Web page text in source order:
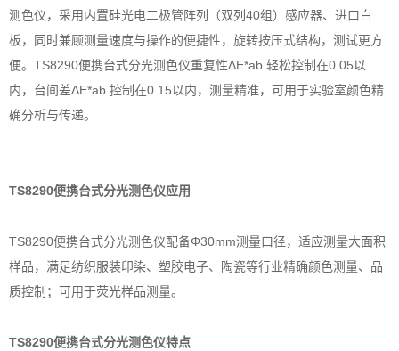
测色仪，采用内置硅光电二极管阵列（双列40组）感应器、进口白
板，同时兼顾测量速度与操作的便捷性，旋转按压式结构，测试更方
便。TS8290便携台式分光测色仪重复性ΔE*ab 轻松控制在0.05以
内，台间差ΔE*ab 控制在0.15以内，测量精准，可用于实验室颜色精
确分析与传递。
TS8290便携台式分光测色仪应用
TS8290便携台式分光测色仪配备Φ30mm测量口径，适应测量大面积
样品，满足纺织服装印染、塑胶电子、陶瓷等行业精确颜色测量、品
质控制；可用于荧光样品测量。
TS8290便携台式分光测色仪特点